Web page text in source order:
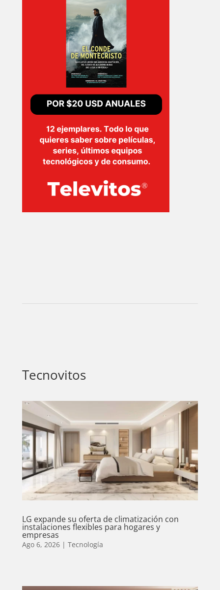
PELICULAS
SERIES
TECNOVITOS
PLUS
EVENTOS
Tecnovitos
LG expande su oferta de climatización con
instalaciones flexibles para hogares y
empresas
Ago 6, 2026| Tecnología